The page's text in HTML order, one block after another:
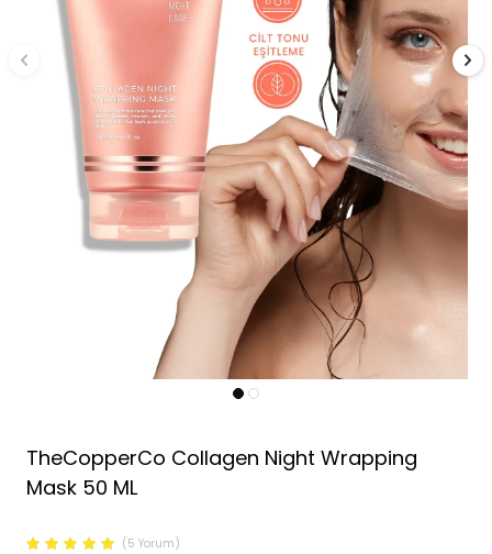
TheCopperCo Collagen Night Wrapping
Mask 50 ML
(5 Yorum)